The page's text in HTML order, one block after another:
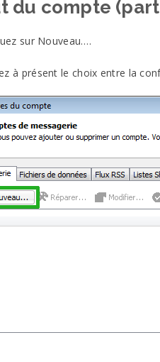
du compte
sur Nouveau….
à présent le choix entre la